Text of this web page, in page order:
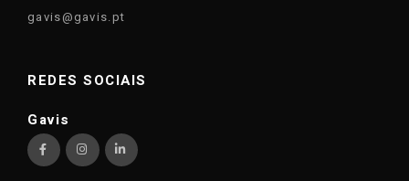
gavis@gavis.pt
REDES SOCIAIS
Gavis